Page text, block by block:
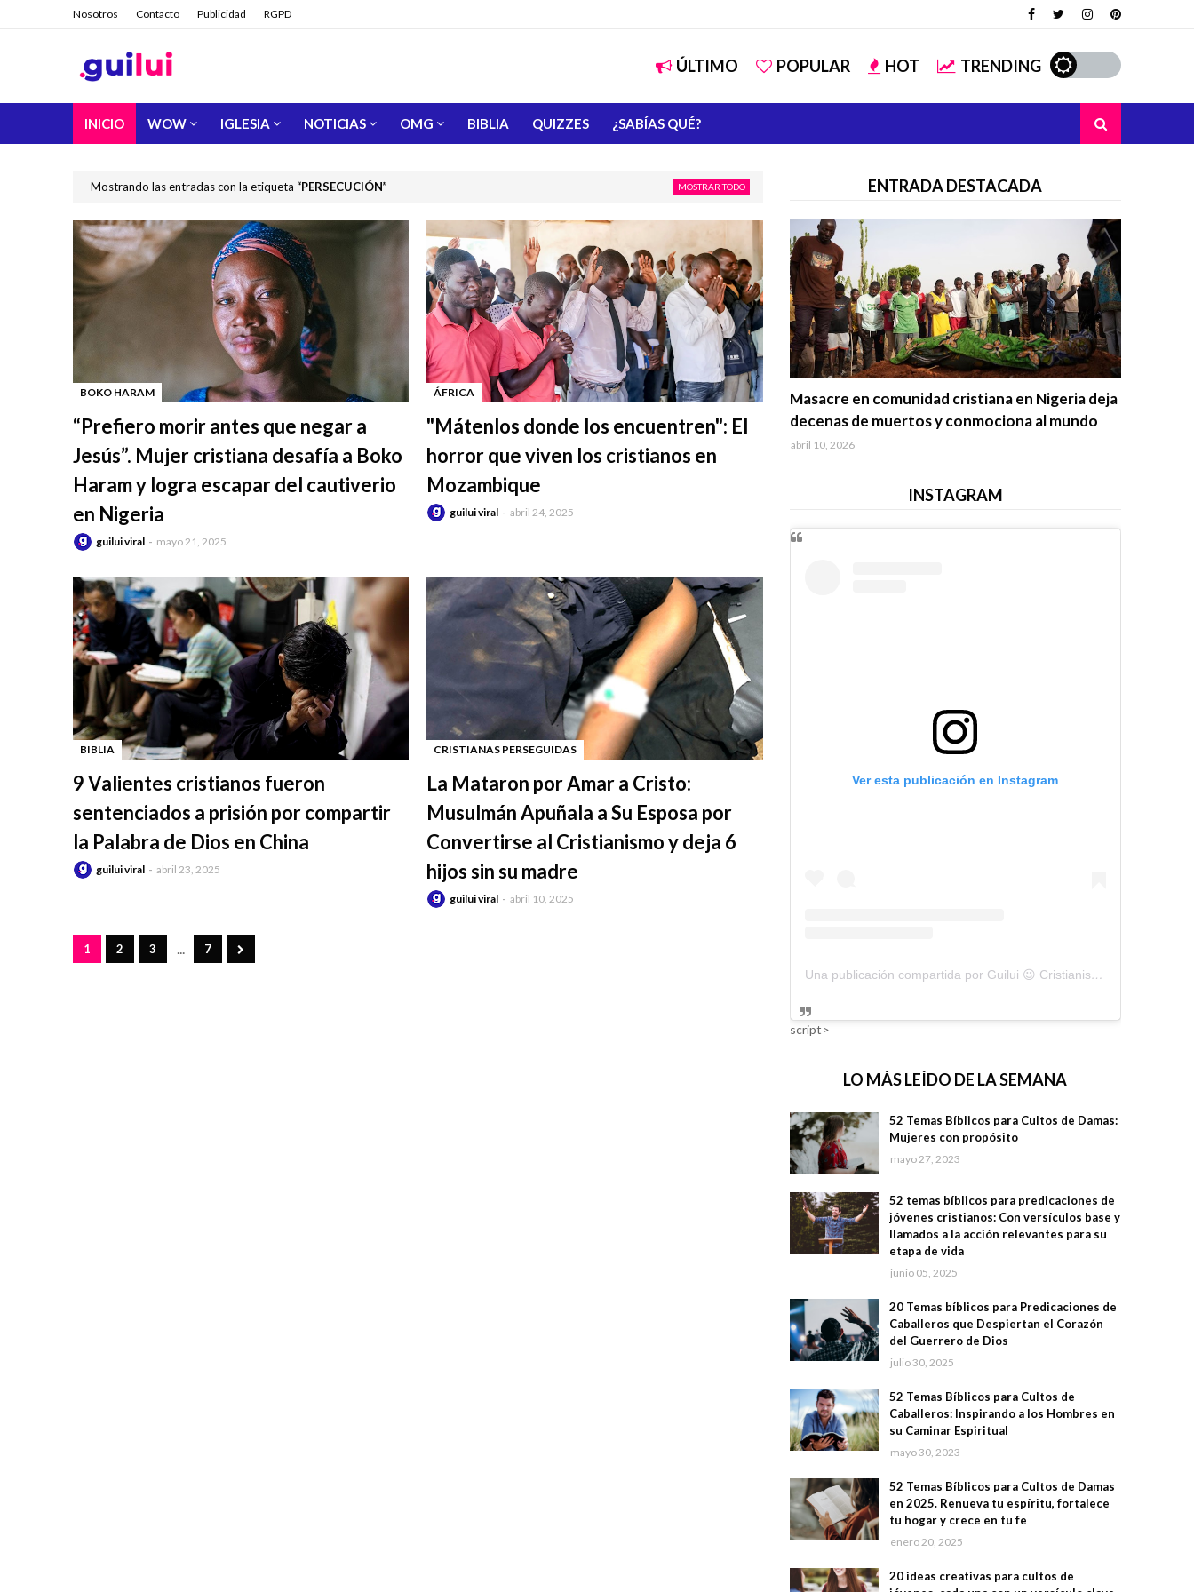
Nosotros Contacto Publicidad RGPD
ÚLTIMO POPULAR HOT TRENDING
INICIO WOW IGLESIA NOTICIAS OMG BIBLIA QUIZZES ¿SABÍAS QUÉ?
Mostrando las entradas con la etiqueta PERSECUCIÓN MOSTRAR TODO
BOKO HARAM
“Prefiero morir antes que negar a
Jesús”. Mujer cristiana desafía a Boko
Haram y logra escapar del cautiverio
en Nigeria
guilui viral mayo 21, 2025
ÁFRICA
"Mátenlos donde los encuentren": El
horror que viven los cristianos en
Mozambique
guilui viral abril 24, 2025
BIBLIA
9 Valientes cristianos fueron
sentenciados a prisión por compartir
la Palabra de Dios en China
guilui viral abril 23, 2025
CRISTIANAS PERSEGUIDAS
La Mataron por Amar a Cristo:
Musulmán Apuñala a Su Esposa por
Convertirse al Cristianismo y deja 6
hijos sin su madre
guilui viral abril 10, 2025
1 2 3 ... 7
ENTRADA DESTACADA
Masacre en comunidad cristiana en Nigeria deja
decenas de muertos y conmociona al mundo
abril 10, 2026
INSTAGRAM
Ver esta publicación en Instagram
Una publicación compartida por Guilui 😉 Cristianismo Viral (@guiluiviral)
script>
LO MÁS LEÍDO DE LA SEMANA
52 Temas Bíblicos para Cultos de Damas:
Mujeres con propósito
mayo 27, 2023
52 temas bíblicos para predicaciones de
jóvenes cristianos: Con versículos base y
llamados a la acción relevantes para su
etapa de vida
junio 05, 2025
20 Temas bíblicos para Predicaciones de
Caballeros que Despiertan el Corazón
del Guerrero de Dios
julio 30, 2025
52 Temas Bíblicos para Cultos de
Caballeros: Inspirando a los Hombres en
su Caminar Espiritual
mayo 30, 2023
52 Temas Bíblicos para Cultos de Damas
en 2025. Renueva tu espíritu, fortalece
tu hogar y crece en tu fe
enero 20, 2025
20 ideas creativas para cultos de